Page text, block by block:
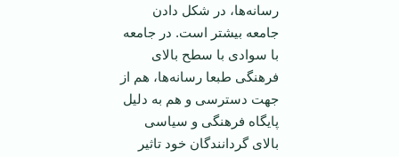
رسانه‌ها، در شکل دادن
جامعه بیشتر است. در جامعه
با سوادی با سطح بالای
فرهنگی طبعا رسانه‌ها، هم از
جهت دسترسی و هم به دلیل
پایگاه فرهنگی و سیاسی
بالای گردانندگان خود تاثیر